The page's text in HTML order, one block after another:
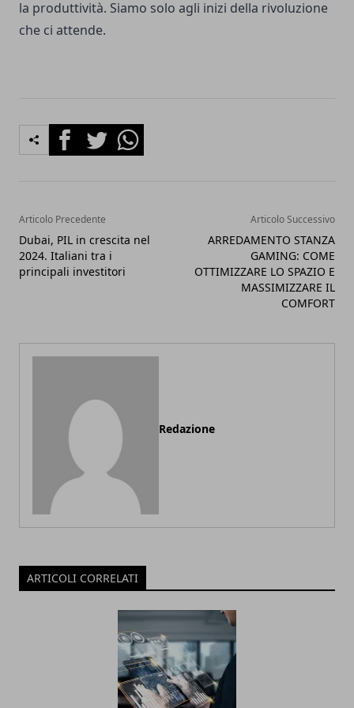
la produttività. Siamo solo agli inizi della rivoluzione
che ci attende.
FacebookTwitterWhatsapp
Articolo Precedente
Dubai, PIL in crescita nel
2024. Italiani tra i
principali investitori
Articolo Successivo
ARREDAMENTO STANZA
GAMING: COME
OTTIMIZZARE LO SPAZIO E
MASSIMIZZARE IL
COMFORT
Redazione
ARTICOLI CORRELATI